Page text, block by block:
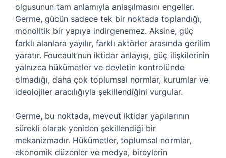
olgusunun tam anlamıyla anlaşılmasını engeller.
Germe, gücün sadece tek bir noktada toplandığı,
monolitik bir yapıya indirgenemez. Aksine, güç
farklı alanlara yayılır, farklı aktörler arasında gerilim
yaratır. Foucault’nun iktidar anlayışı, güç ilişkilerinin
yalnızca hükümetler ve devletin kontrolünde
olmadığı, daha çok toplumsal normlar, kurumlar ve
ideolojiler aracılığıyla şekillendiğini vurgular.
Germe, bu noktada, mevcut iktidar yapılarının
sürekli olarak yeniden şekillendiği bir
mekanizmadır. Hükümetler, toplumsal normlar,
ekonomik düzenler ve medya, bireylerin